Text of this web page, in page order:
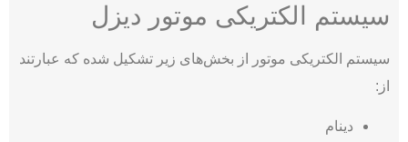
سیستم الکتریکی موتور دیزل
سیستم الکتریکی موتور از بخش‌های زیر تشکیل شده که عبارتند
از:
دینام